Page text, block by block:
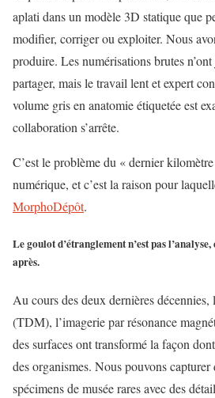
aplati dans un modèle 3D statique que
modifier, corriger ou exploiter. Nous
produire. Les numérisations brutes
partager, mais le travail lent et expert
volume gris en anatomie étiquetée est
collaboration s’arrête.
C’est le problème du « dernier
numérique, et c’est la raison pour
MorphoDépôt.
Le goulot d’étranglement n’est pas l’analyse,
après.
Au cours des deux dernières
(TDM), l’imagerie par résonance
des surfaces ont transformé la façon
des organismes. Nous pouvons capturer
spécimens de musée rares avec des